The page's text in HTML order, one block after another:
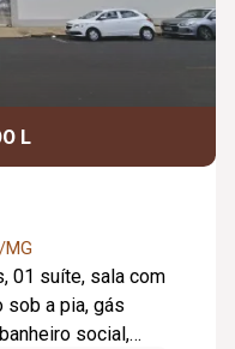
L
MG
01 suíte, sala com
sob a pia, gás
social,